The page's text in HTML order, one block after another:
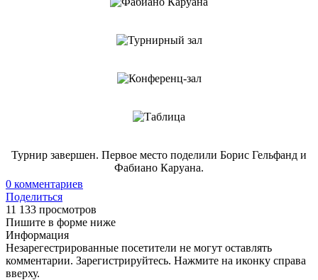
Турнир завершен. Первое место поделили Борис Гельфанд и
Фабиано Каруана.
0 комментариев
Поделиться
11 133 просмотров
Пишите в форме ниже
Информация
Незарегестрированные посетители не могут оставлять
комментарии. Зарегистрируйтесь. Нажмите на иконку справа
вверху.